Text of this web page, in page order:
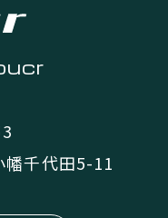
幡千代田5-11